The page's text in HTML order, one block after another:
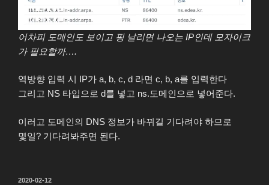
어차피 도메인도 보이고 핑 날리면 나오는 IP인데 모자이크
가 필요할까….
역방향 입력 시 IP가 a, b, c, d 라면 c, b, a를 입력한다
그리고 NS 타입으로 d를 넣고 ns.도메인으로 넣어준다.
이러고 도메인의 DNS 정보가 바뀌길 기다려야 하므로
몇일? 기다려봐주면 된다.
작
2020-02-12